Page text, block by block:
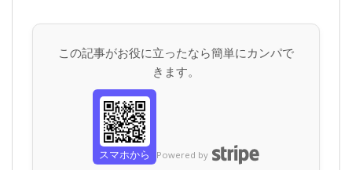
この記事がお役に立ったなら簡単にカンパで
きます。
スマホから Powered by